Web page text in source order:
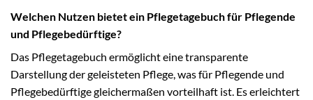
Welchen Nutzen bietet ein Pflegetagebuch für Pflegende
und Pflegebedürftige?
Das Pflegetagebuch ermöglicht eine transparente
Darstellung der geleisteten Pflege, was für Pflegende und
Pflegebedürftige gleichermaßen vorteilhaft ist. Es erleichtert